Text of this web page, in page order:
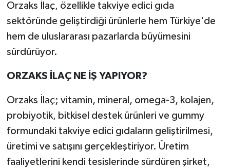
Orzaks İlaç, özellikle takviye edici gıda
sektöründe geliştirdiği ürünlerle hem Türkiye'de
hem de uluslararası pazarlarda büyümesini
sürdürüyor.
ORZAKS İLAÇ NE İŞ YAPIYOR?
Orzaks İlaç; vitamin, mineral, omega-3, kolajen,
probiyotik, bitkisel destek ürünleri ve gummy
formundaki takviye edici gıdaların geliştirilmesi,
üretimi ve satışını gerçekleştiriyor. Üretim
faaliyetlerini kendi tesislerinde sürdüren şirket,